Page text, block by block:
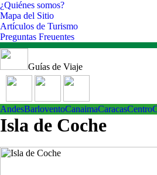
¿Quiénes somos?
Mapa del Sitio
Artículos de Turismo
Preguntas Freuentes
Guías de Viaje
AndesBarloventoCanaimaCaracasCentro
Isla de Coche